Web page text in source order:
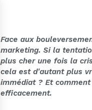
Face aux
marketing. Si la
plus cher une fois la
cela est d'autant plus
immédiat ? Et
efficacement.